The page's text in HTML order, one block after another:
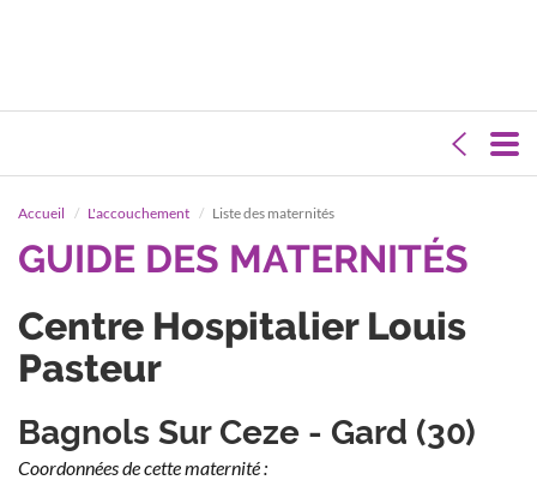
Accueil L'accouchement Liste des maternités
GUIDE DES MATERNITÉS
Centre Hospitalier Louis
Pasteur
Bagnols Sur Ceze - Gard (30)
Coordonnées de cette maternité :